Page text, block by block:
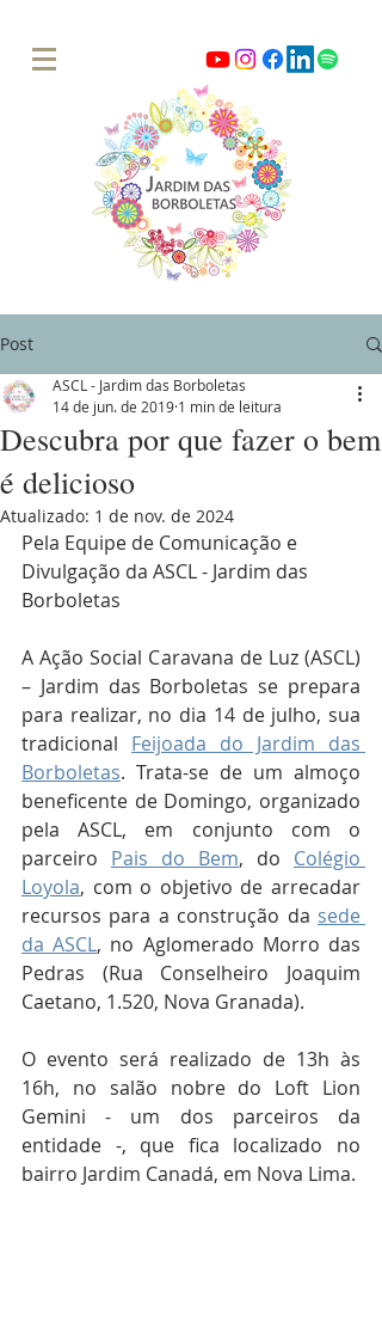
Post
Descubra por que fazer o bem
é delicioso
ASCL - Jardim das Borboletas
14 de jun. de 2019 1 min de leitura
Atualizado: 1 de nov. de 2024
Pela Equipe de Comunicação e
Divulgação da ASCL - Jardim das
Borboletas
A Ação Social Caravana de Luz (ASCL)
– Jardim das Borboletas se prepara
para realizar, no dia 14 de julho, sua
tradicional Feijoada do Jardim das
Borboletas. Trata-se de um almoço
beneficente de Domingo, organizado
pela ASCL, em conjunto com o
parceiro Pais do Bem, do Colégio
Loyola, com o objetivo de arrecadar
recursos para a construção da sede
da ASCL, no Aglomerado Morro das
Pedras (Rua Conselheiro Joaquim
Caetano, 1.520, Nova Granada).
O evento será realizado de 13h às
16h, no salão nobre do Loft Lion
Gemini - um dos parceiros da
entidade -, que fica localizado no
bairro Jardim Canadá, em Nova Lima.